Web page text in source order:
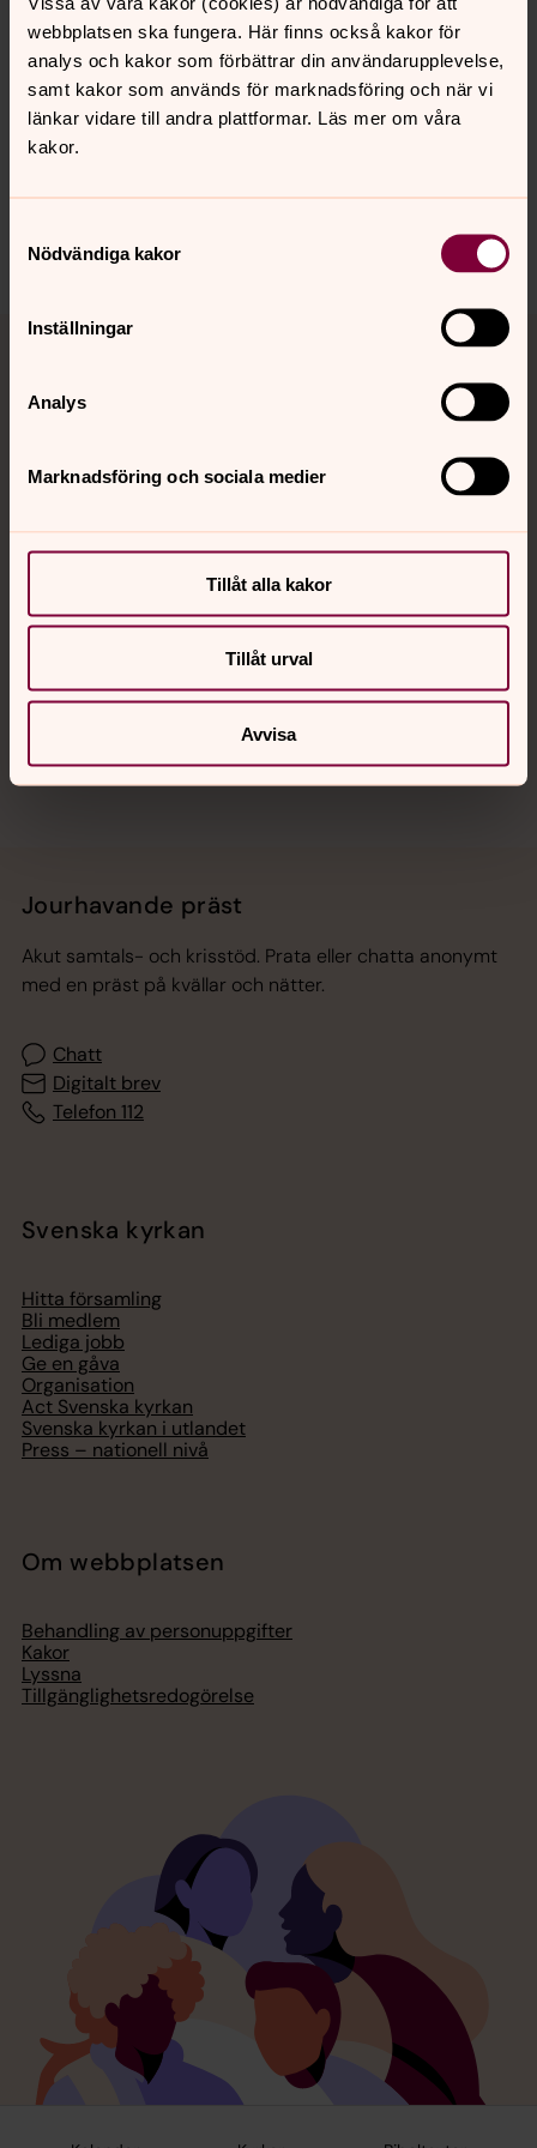
webbplatsen ska fungera. Här finns också kakor för
analys och kakor som förbättrar din användarupplevelse,
samt kakor som används för marknadsföring och när vi
länkar vidare till andra plattformar. Läs mer om våra
kakor.
Nödvändiga kakor
Inställningar
Analys
Marknadsföring och sociala medier
Tillåt alla kakor
Tillåt urval
Avvisa
Senast ändrad 7 september 2020
Synpunkter eller frågor på sidans
lundspastorat@svenskakyrkan.se
Dela
Tillbaka till toppen
Tillbaka till innehållet
Kalender
Hitta snabbt
Sociala kanaler
Jourhavande präst
Akut samtals- och krisstöd. Prata eller chatta anonymt
med en präst på kvällar och nätter.
Chatt
Digitalt brev
Telefon 112
Svenska kyrkan
Hitta församling
Bli medlem
Lediga jobb
Ge en gåva
Organisation
Act Svenska kyrkan
Svenska kyrkan i utlandet
Press – nationell nivå
Om webbplatsen
Behandling av personuppgifter
Kakor
Lyssna
Tillgänglighetsredogörelse